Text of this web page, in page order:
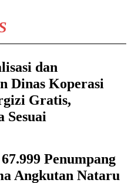
dan
Dinas Koperasi
Gratis,
Sesuai
Penumpang
Angkutan Nataru